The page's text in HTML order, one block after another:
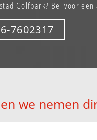
Golfpark? Bel voor een
7602317
we nemen